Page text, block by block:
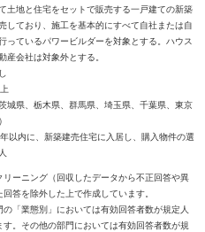
土地と住宅をセットで販売する一戸建ての新築
しており、施工を基本的にすべて自社または自
っているパワービルダーを対象とする。ハウス
産会社は対象外とする。
城県、栃木県、群馬県、埼玉県、千葉県、東京
以内に、新築建売住宅に入居し、購入物件の選
ーニング（回収したデータから不正回答や異
答を除外した上で作成しています。
「業態別」においては有効回答者数が規定人
。その他の部門においては有効回答者数が規